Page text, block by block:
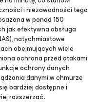
i niezawodności tego
w ponad 150
jak efektywna obsługa
natychmiastowe
obejmujących wiele
ochrona przed atakami
ochrony danych
danymi w chmurze
bardziej dostępne i
rozszerzać.